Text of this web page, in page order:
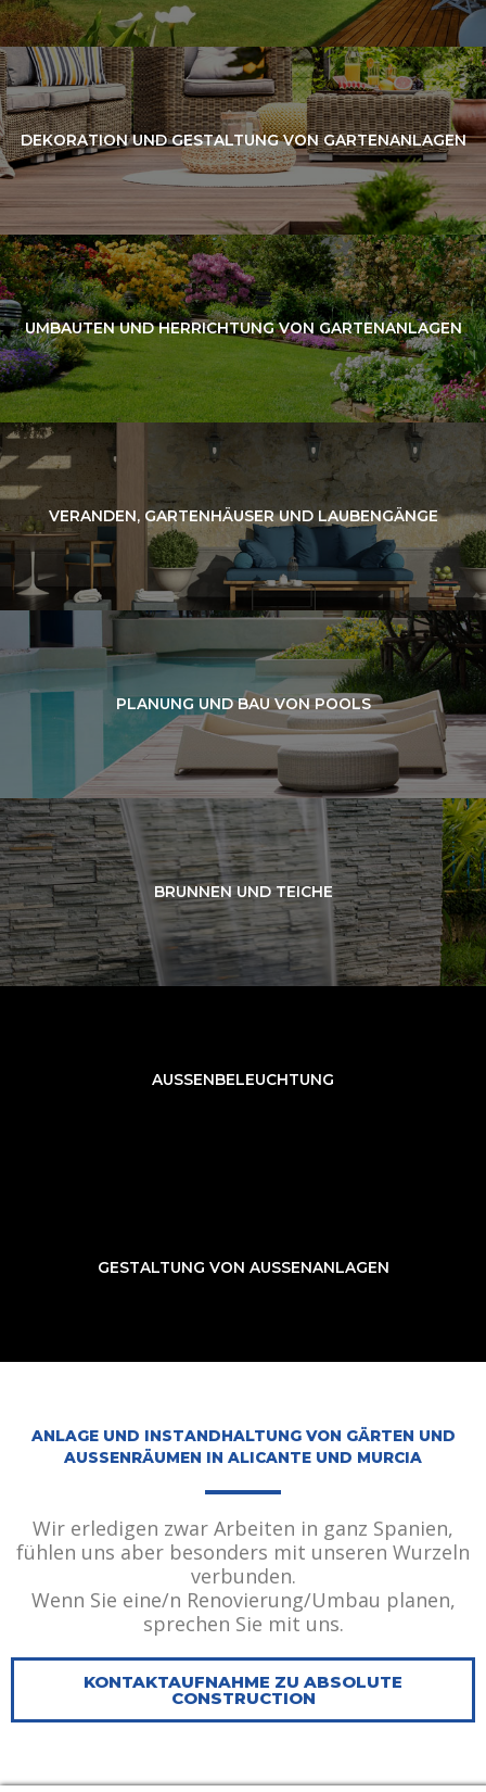
DEKORATION UND GESTALTUNG VON GARTENANLAGEN
UMBAUTEN UND HERRICHTUNG VON GARTENANLAGEN
VERANDEN, GARTENHÄUSER UND LAUBENGÄNGE
PLANUNG UND BAU VON POOLS
BRUNNEN UND TEICHE
AUSSENBELEUCHTUNG
GESTALTUNG VON AUSSENANLAGEN
ANLAGE UND INSTANDHALTUNG VON GÄRTEN UND
AUSSENRÄUMEN IN ALICANTE UND MURCIA
Wir erledigen zwar Arbeiten in ganz Spanien,
fühlen uns aber besonders mit unseren Wurzeln
verbunden.
Wenn Sie eine/n Renovierung/Umbau planen,
sprechen Sie mit uns.
KONTAKTAUFNAHME ZU ABSOLUTE
CONSTRUCTION